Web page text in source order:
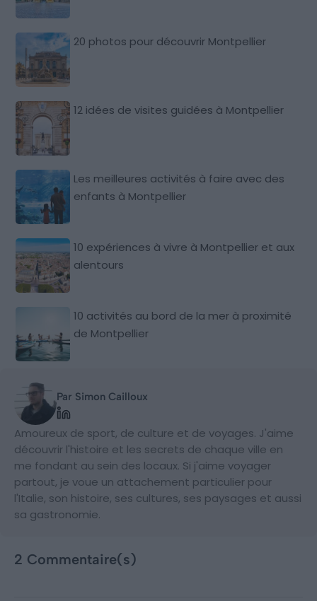
20 photos pour découvrir Montpellier
12 idées de visites guidées à Montpellier
Les meilleures activités à faire avec des
enfants à Montpellier
10 expériences à vivre à Montpellier et aux
alentours
10 activités au bord de la mer à proximité
de Montpellier
Par Simon Cailloux
Amoureux de sport, de culture et de voyages. J'aime
découvrir l'histoire et les secrets de chaque ville en
me fondant au sein des locaux. Si j'aime voyager
partout, je voue un attachement particulier pour
l'Italie, son histoire, ses cultures, ses paysages et aussi
sa gastronomie.
2 Commentaire(s)